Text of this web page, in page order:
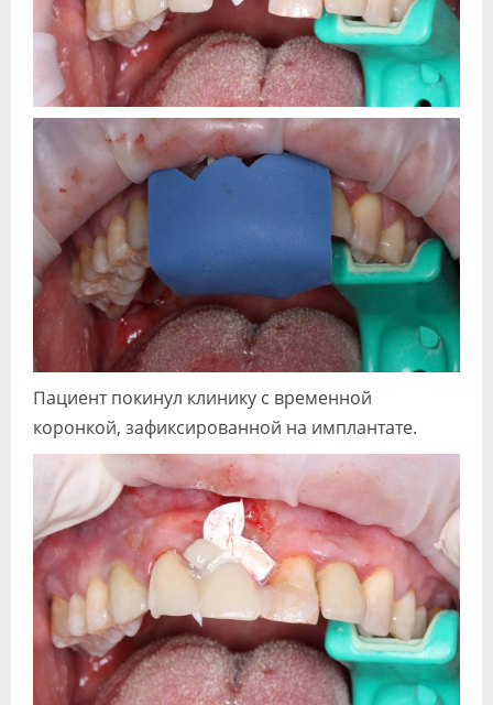
Пациент покинул клинику с временной
коронкой, зафиксированной на имплантате.